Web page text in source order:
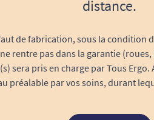
distance.
de fabrication, sous la
rentre pas dans la garantie
sera pris en charge par Tous
préalable par vos soins, durant